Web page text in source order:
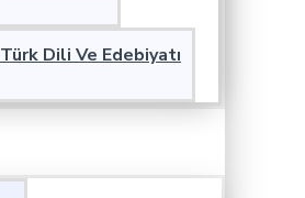
Türk Dili Ve Edebiyatı